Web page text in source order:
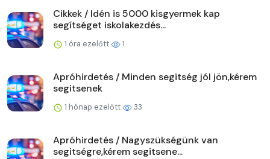
Cikkek / Idén is 5000 kisgyermek kap
segítséget iskolakezdés...
1 óra ezelőtt 1
Apróhirdetés / Minden segitség jól jön,kérem
segitsenek
1 hónap ezelőtt 33
Apróhirdetés / Nagyszükségünk van
segitségre,kérem segitsene...